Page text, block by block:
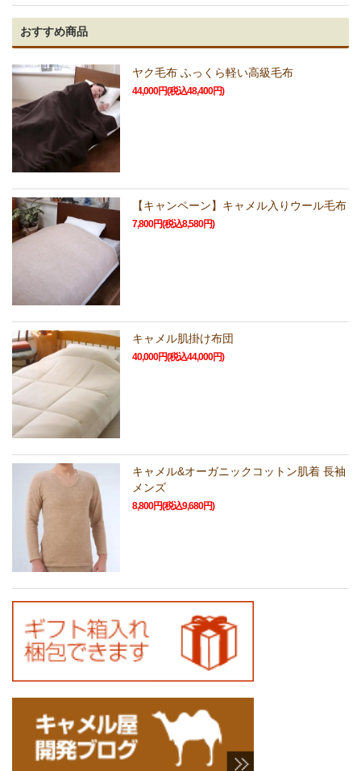
おすすめ商品
ヤク毛布 ふっくら軽い高級毛布
44,000円(税込48,400円)
【キャンペーン】キャメル入りウール毛布
7,800円(税込8,580円)
キャメル肌掛け布団
40,000円(税込44,000円)
キャメル&オーガニックコットン肌着 長袖
メンズ
8,800円(税込9,680円)